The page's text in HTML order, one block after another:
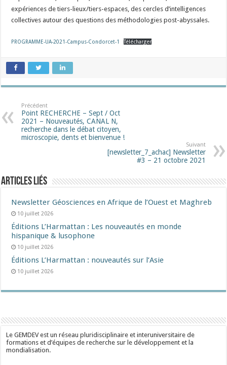
expériences de tiers-lieux/tiers-espaces, des cercles d’intelligences
collectives autour des questions des méthodologies post-abyssales.
PROGRAMME-UA-2021-Campus-Condorcet-1 Télécharger
Précédent
Point RECHERCHE – Sept / Oct
2021 – Nouveautés, CANAL N,
recherche dans le débat citoyen,
microscopie, dents et bienvenue !
Suivant
[newsletter_7_achac] Newsletter
#3 – 21 octobre 2021
Articles liés
Newsletter Géosciences en Afrique de l’Ouest et Maghreb
10 juillet 2026
Éditions L’Harmattan : Les nouveautés en monde
hispanique & lusophone
10 juillet 2026
Éditions L’Harmattan : nouveautés sur l’Asie
10 juillet 2026
Le GEMDEV est un réseau pluridisciplinaire et interuniversitaire de
formations et d’équipes de recherche sur le développement et la
mondialisation.